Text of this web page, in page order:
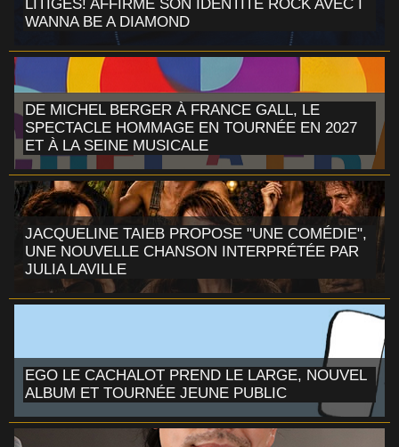
LITIGES! AFFIRME SON IDENTITÉ ROCK AVEC I
WANNA BE A DIAMOND
DE MICHEL BERGER À FRANCE GALL, LE
SPECTACLE HOMMAGE EN TOURNÉE EN 2027
ET À LA SEINE MUSICALE
JACQUELINE TAIEB PROPOSE "UNE COMÉDIE",
UNE NOUVELLE CHANSON INTERPRÉTÉE PAR
JULIA LAVILLE
EGO LE CACHALOT PREND LE LARGE, NOUVEL
ALBUM ET TOURNÉE JEUNE PUBLIC